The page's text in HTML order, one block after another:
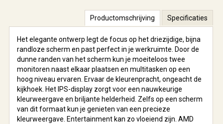
Productomschrijving Specificaties
Het elegante ontwerp legt de focus op het driezijdige, bijna
randloze scherm en past perfect in je werkruimte. Door de
dunne randen van het scherm kun je moeiteloos twee
monitoren naast elkaar plaatsen en multitasken op een
hoog niveau ervaren. Ervaar de kleurenpracht, ongeacht de
kijkhoek. Het IPS-display zorgt voor een nauwkeurige
kleurweergave en briljante helderheid. Zelfs op een scherm
van dit formaat kun je genieten van een precieze
kleurweergave. Entertainment kan zo vloeiend zijn. AMD